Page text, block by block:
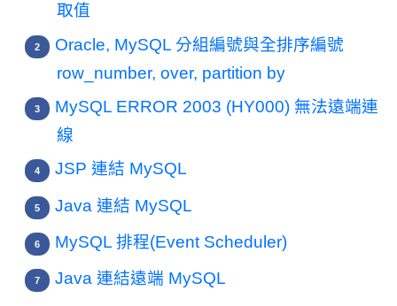
取值
Oracle, MySQL 分組編號與全排序編號
row_number, over, partition by
MySQL ERROR 2003 (HY000) 無法遠端連
線
JSP 連結 MySQL
Java 連結 MySQL
MySQL 排程(Event Scheduler)
Java 連結遠端 MySQL